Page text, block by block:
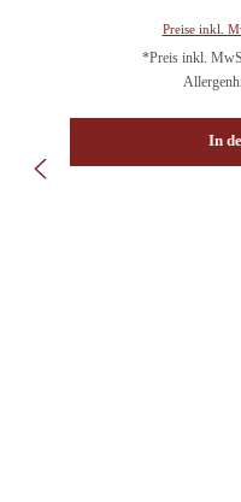
Preise inkl.
*Preis inkl.
In